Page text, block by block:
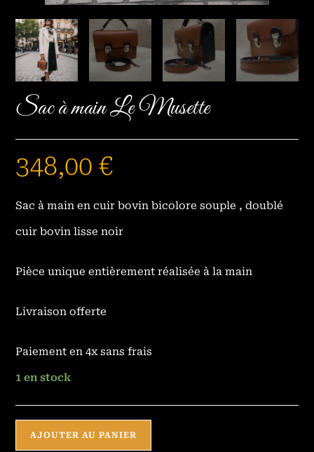
Sac à main Le Musette
348,00€
Sac à main en cuir bovin bicolore souple , doublé
cuir bovin lisse noir
Pièce unique entièrement réalisée à la main
Livraison offerte
Paiement en 4x sans frais
1 en stock
AJOUTER AU PANIER